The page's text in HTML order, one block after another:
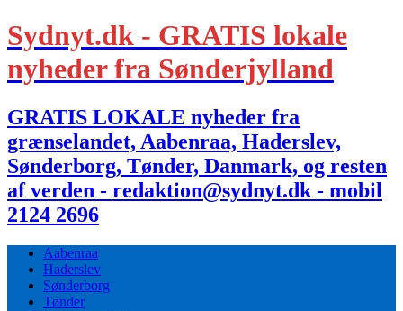
Sydnyt.dk - GRATIS lokale
nyheder fra Sønderjylland
GRATIS LOKALE nyheder fra
grænselandet, Aabenraa, Haderslev,
Sønderborg, Tønder, Danmark, og resten
af verden - redaktion@sydnyt.dk - mobil
2124 2696
Aabenraa
Haderslev
Sønderborg
Tønder